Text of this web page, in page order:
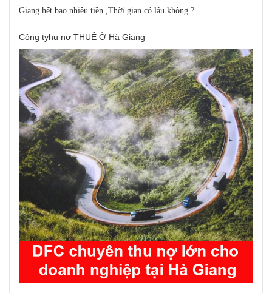
Giang hết bao nhiêu tiền ,Thời gian có lâu không ?
Công tyhu nợ THUÊ Ở Hà Giang